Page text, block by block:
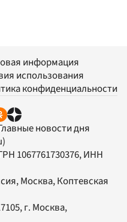
информация
использования
конфиденциальности
новости дня
1067761730376, ИНН
Москва, Коптевская
, г. Москва,